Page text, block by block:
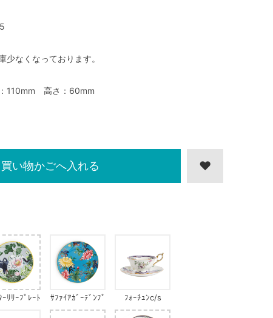
少なくなっております。
110mm 高さ：60mm
ｰﾘﾘｰﾌﾟﾚｰﾄ
ｻﾌｧｲｱｶﾞｰﾃﾞﾝﾌﾟ
ﾚｰﾄ
ﾌｫｰﾁｭﾝc/s
買い物かごへ入れる